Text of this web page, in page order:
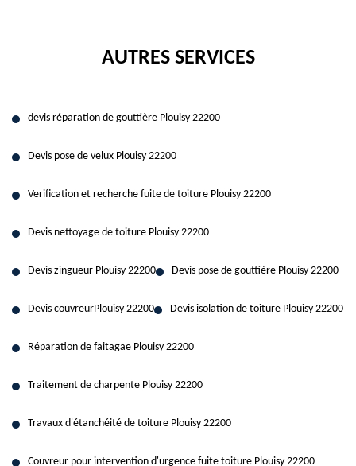
AUTRES SERVICES
devis réparation de gouttière Plouisy 22200
Devis pose de velux Plouisy 22200
Verification et recherche fuite de toiture Plouisy 22200
Devis nettoyage de toiture Plouisy 22200
Devis zingueur Plouisy 22200 Devis pose de gouttière Plouisy 22200
Devis couvreurPlouisy 22200 Devis isolation de toiture Plouisy 22200
Réparation de faitagae Plouisy 22200
Traitement de charpente Plouisy 22200
Travaux d'étanchéité de toiture Plouisy 22200
Couvreur pour intervention d'urgence fuite toiture Plouisy 22200